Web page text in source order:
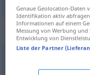
Genaue Geolocation-Daten
Identifikation aktiv
Informationen auf einem
Messung von Werbung
Entwicklung von
Liste der Partner